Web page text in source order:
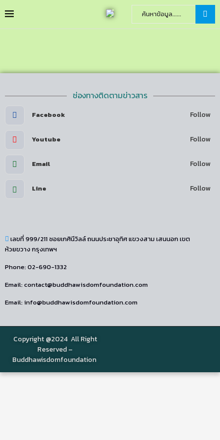
ช่องทางติดตามข่าวสาร
Facebook Follow
Youtube Follow
Email Follow
Line Follow
เลขที่ 999/211 ซอยเกศินีวิลล์ ถนนประชาอุทิศ แขวงสาม เสนนอก เขต
ห้วยขวาง กรุงเทพฯ
Phone: 02-690-1332
Email: contact@buddhawisdomfoundation.com
Email: info@buddhawisdomfoundation.com
Copyright @2024 All Right
Reserved –
Buddhawisdomfoundation